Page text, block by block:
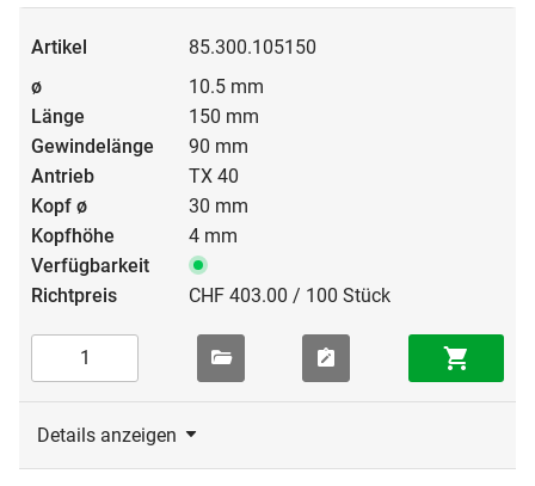
85.300.105150
10.5 mm
150 mm
90 mm
TX 40
30 mm
4 mm
CHF 403.00 / 100 Stück
Details anzeigen